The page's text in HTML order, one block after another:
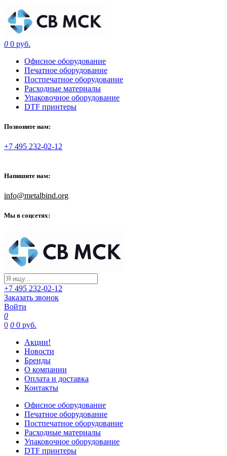
0 0 руб.
Офисное оборудование
Печатное оборудование
Постпечатное оборудование
Расходные материалы
Упаковочное оборудование
DTF принтеры
Позвоните нам:
+7 495 232-02-12
Напишите нам:
info@metalbind.org
Мы в соцсетях:
+7 495 232-02-12
Заказать звонок
Войти
0
0 0 0 руб.
Акции!
Новости
Бренды
О компании
Оплата и доставка
Контакты
Офисное оборудование
Печатное оборудование
Постпечатное оборудование
Расходные материалы
Упаковочное оборудование
DTF принтеры